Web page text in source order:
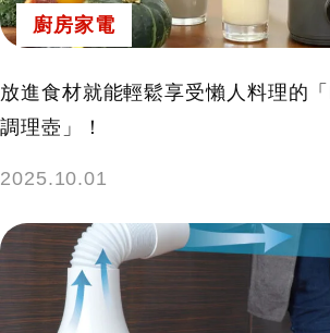
廚房家電
放進食材就能輕鬆享受懶人料理的
調理壺」！
2025.10.01